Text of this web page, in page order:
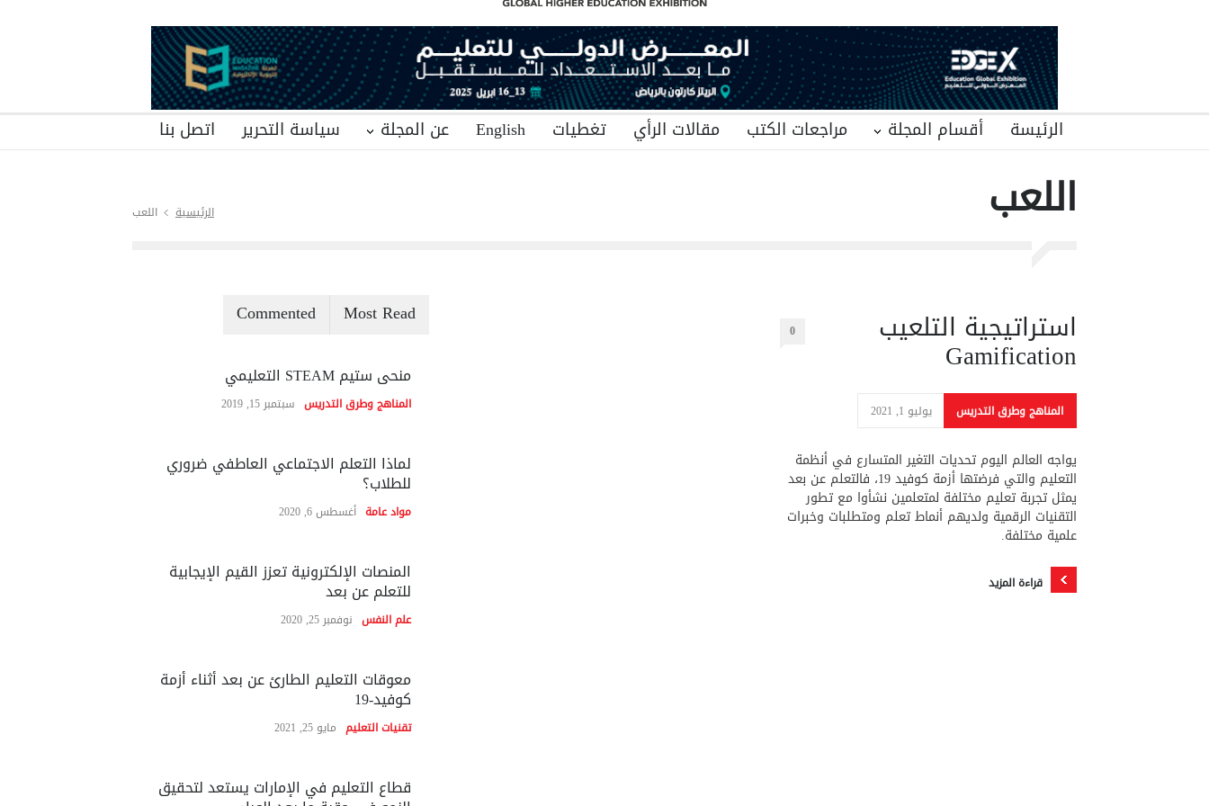
الرئيسة أقسام المجلة مراجعات الكتب مقالات الرأي تغطيات English عن المجلة سياسة التحرير اتصل بنا
اللعب الرئيسية اللعب
استراتيجية التلعيب
Gamification
0
المناهج وطرق التدريس يوليو 1, 2021
يواجه العالم اليوم تحديات التغير المتسارع في أنظمة
التعليم والتي فرضتها أزمة كوفيد 19، فالتعلم عن بعد
يمثل تجربة تعليم مختلفة لمتعلمين نشأوا مع تطور
التقنيات الرقمية ولديهم أنماط تعلم ومتطلبات وخبرات
علمية مختلفة.
قراءة المزيد
Most Read
Commented
منحى ستيم STEAM التعليمي
المناهج وطرق التدريس سبتمبر 15, 2019
لماذا التعلم الاجتماعي العاطفي ضروري
للطلاب؟
مواد عامة أغسطس 6, 2020
المنصات الإلكترونية تعزز القيم الإيجابية
للتعلم عن بعد
علم النفس نوفمبر 25, 2020
معوقات التعليم الطارئ عن بعد أثناء أزمة
كوفيد-19
تقنيات التعليم مايو 25, 2021
قطاع التعليم في الإمارات يستعد لتحقيق